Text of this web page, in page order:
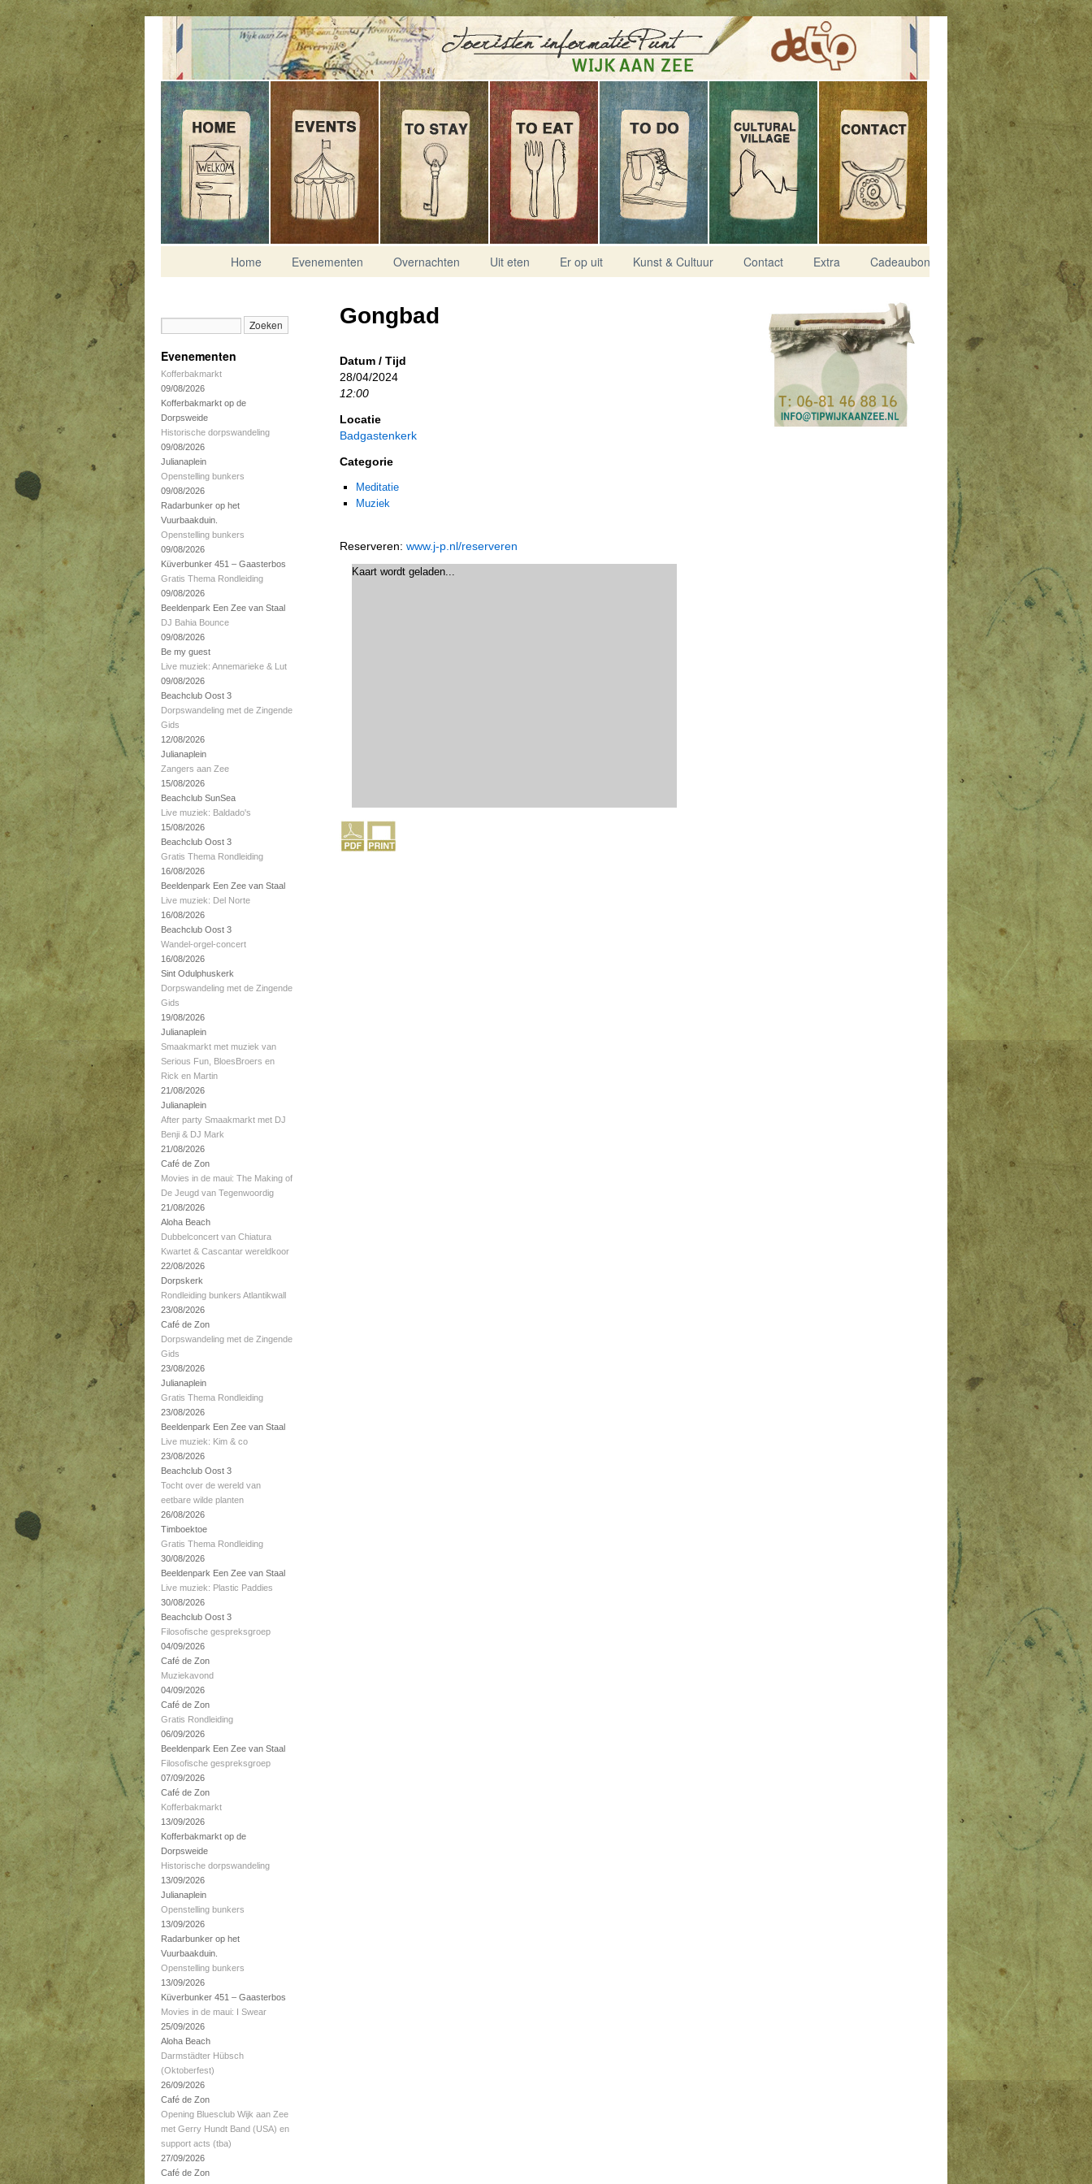
Contact
Home Evenementen Overnachten Uit eten Er op uit Kunst & Cultuur Contact Extra Cadeaubon
Evenementen
Kofferbakmarkt
09/08/2026
Kofferbakmarkt op de
Dorpsweide
Historische dorpswandeling
09/08/2026
Julianaplein
Openstelling bunkers
09/08/2026
Radarbunker op het
Vuurbaakduin.
Openstelling bunkers
09/08/2026
Küverbunker 451 – Gaasterbos
Gratis Thema Rondleiding
09/08/2026
Beeldenpark Een Zee van Staal
DJ Bahia Bounce
09/08/2026
Be my guest
Live muziek: Annemarieke & Lut
09/08/2026
Beachclub Oost 3
Dorpswandeling met de Zingende
Gids
12/08/2026
Julianaplein
Zangers aan Zee
15/08/2026
Beachclub SunSea
Live muziek: Baldado's
15/08/2026
Beachclub Oost 3
Gratis Thema Rondleiding
16/08/2026
Beeldenpark Een Zee van Staal
Live muziek: Del Norte
16/08/2026
Beachclub Oost 3
Wandel-orgel-concert
16/08/2026
Sint Odulphuskerk
Dorpswandeling met de Zingende
Gids
19/08/2026
Julianaplein
Smaakmarkt met muziek van
Serious Fun, BloesBroers en
Rick en Martin
21/08/2026
Julianaplein
After party Smaakmarkt met DJ
Benji & DJ Mark
21/08/2026
Café de Zon
Movies in de maui: The Making of
De Jeugd van Tegenwoordig
21/08/2026
Aloha Beach
Dubbelconcert van Chiatura
Kwartet & Cascantar wereldkoor
22/08/2026
Dorpskerk
Rondleiding bunkers Atlantikwall
23/08/2026
Café de Zon
Dorpswandeling met de Zingende
Gids
23/08/2026
Julianaplein
Gratis Thema Rondleiding
23/08/2026
Beeldenpark Een Zee van Staal
Live muziek: Kim & co
23/08/2026
Beachclub Oost 3
Tocht over de wereld van
eetbare wilde planten
26/08/2026
Timboektoe
Gratis Thema Rondleiding
30/08/2026
Beeldenpark Een Zee van Staal
Live muziek: Plastic Paddies
30/08/2026
Beachclub Oost 3
Filosofische gespreksgroep
04/09/2026
Café de Zon
Muziekavond
04/09/2026
Café de Zon
Gratis Rondleiding
06/09/2026
Beeldenpark Een Zee van Staal
Filosofische gespreksgroep
07/09/2026
Café de Zon
Kofferbakmarkt
13/09/2026
Kofferbakmarkt op de
Dorpsweide
Historische dorpswandeling
13/09/2026
Julianaplein
Openstelling bunkers
13/09/2026
Radarbunker op het
Vuurbaakduin.
Openstelling bunkers
13/09/2026
Küverbunker 451 – Gaasterbos
Movies in de maui: I Swear
25/09/2026
Aloha Beach
Darmstädter Hübsch
(Oktoberfest)
26/09/2026
Café de Zon
Opening Bluesclub Wijk aan Zee
met Gerry Hundt Band (USA) en
support acts (tba)
27/09/2026
Café de Zon
Gongbad
Datum / Tijd
28/04/2024
12:00
Locatie
Badgastenkerk
Categorie
Meditatie
Muziek
Reserveren: www.j-p.nl/reserveren
Kaart wordt geladen...